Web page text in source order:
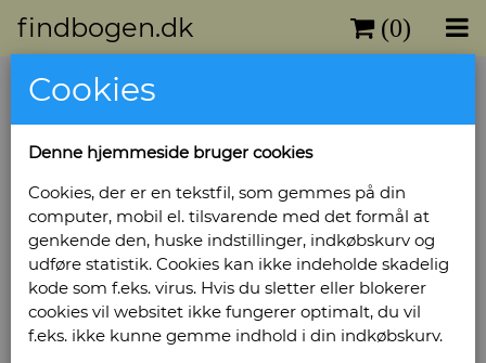
findbogen.dk (0)
Cookies
Denne hjemmeside bruger cookies
Cookies, der er en tekstfil, som gemmes på din
computer, mobil el. tilsvarende med det formål at
genkende den, huske indstillinger, indkøbskurv og
udføre statistik. Cookies kan ikke indeholde skadelig
kode som f.eks. virus. Hvis du sletter eller blokerer
cookies vil websitet ikke fungerer optimalt, du vil
f.eks. ikke kunne gemme indhold i din indkøbskurv.